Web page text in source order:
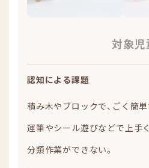
対象児
認知による課題
積み木やブロックで、ごく簡
運筆やシール遊びなどで上手
分類作業ができない。